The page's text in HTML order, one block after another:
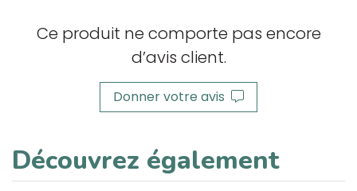
Ce produit ne comporte pas encore
d’avis client.
Donner votre avis
Découvrez également